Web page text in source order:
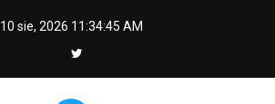
10 sie, 2026 11:34:46 AM